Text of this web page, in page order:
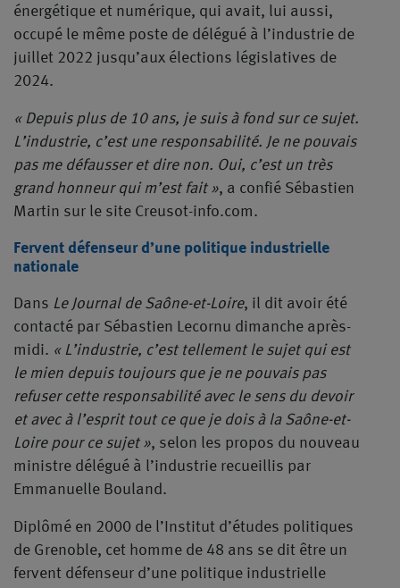
énergétique et numérique, qui avait, lui aussi,
occupé le même poste de délégué à l’industrie de
juillet 2022 jusqu’aux élections législatives de
2024.
« Depuis plus de 10 ans, je suis à fond sur ce sujet.
L’industrie, c’est une responsabilité. Je ne pouvais
pas me défausser et dire non. Oui, c’est un très
grand honneur qui m’est fait », a confié Sébastien
Martin sur le site Creusot-info.com.
Fervent défenseur d’une politique industrielle
nationale
Dans Le Journal de Saône-et-Loire, il dit avoir été
contacté par Sébastien Lecornu dimanche après-
midi. « L’industrie, c’est tellement le sujet qui est
le mien depuis toujours que je ne pouvais pas
refuser cette responsabilité avec le sens du devoir
et avec à l’esprit tout ce que je dois à la Saône-et-
Loire pour ce sujet », selon les propos du nouveau
ministre délégué à l’industrie recueillis par
Emmanuelle Bouland.
Diplômé en 2000 de l’Institut d’études politiques
de Grenoble, cet homme de 48 ans se dit être un
fervent défenseur d’une politique industrielle